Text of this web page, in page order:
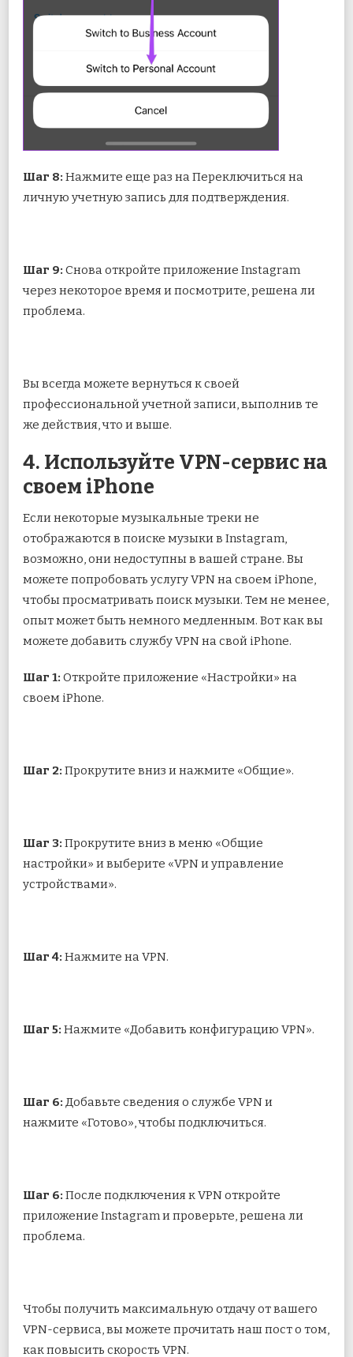
Шаг 8: Нажмите еще раз на Переключиться на
личную учетную запись для подтверждения.
Шаг 9: Снова откройте приложение Instagram
через некоторое время и посмотрите, решена ли
проблема.
Вы всегда можете вернуться к своей
профессиональной учетной записи, выполнив те
же действия, что и выше.
4. Используйте VPN-сервис на
своем iPhone
Если некоторые музыкальные треки не
отображаются в поиске музыки в Instagram,
возможно, они недоступны в вашей стране. Вы
можете попробовать услугу VPN на своем iPhone,
чтобы просматривать поиск музыки. Тем не менее,
опыт может быть немного медленным. Вот как вы
можете добавить службу VPN на свой iPhone.
Шаг 1: Откройте приложение «Настройки» на
своем iPhone.
Шаг 2: Прокрутите вниз и нажмите «Общие».
Шаг 3: Прокрутите вниз в меню «Общие
настройки» и выберите «VPN и управление
устройствами».
Шаг 4: Нажмите на VPN.
Шаг 5: Нажмите «Добавить конфигурацию VPN».
Шаг 6: Добавьте сведения о службе VPN и
нажмите «Готово», чтобы подключиться.
Шаг 6: После подключения к VPN откройте
приложение Instagram и проверьте, решена ли
проблема.
Чтобы получить максимальную отдачу от вашего
VPN-сервиса, вы можете прочитать наш пост о том,
как повысить скорость VPN.